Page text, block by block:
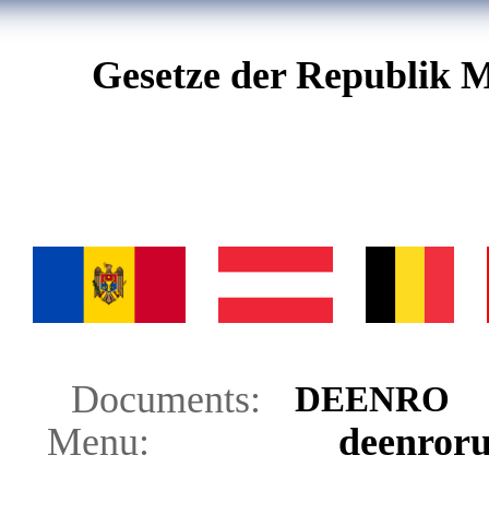
Gesetze der Republik
Documents: DEENRO
Menu: deenro